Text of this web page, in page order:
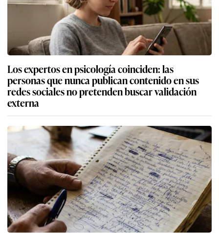
Los expertos en psicología coinciden: las
personas que nunca publican contenido en sus
redes sociales no pretenden buscar validación
externa